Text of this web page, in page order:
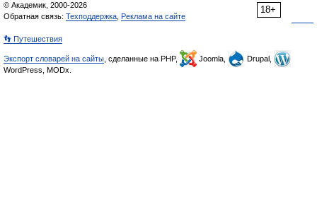
18+
© Академик, 2000-2026
Обратная связь: Техподдержка Реклама на сайте
👣 Путешествия
Экспорт словарей на сайты , сделанные на PHP, Joomla,
Drupal,
WordPress, MODx.